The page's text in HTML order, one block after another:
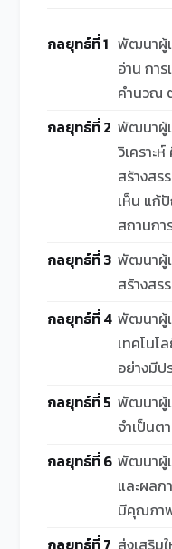
กลยุทธ์ที่ 1 พัฒนาผู้เ
อ่าน กา
คำนวณ
กลยุทธ์ที่ 2 พัฒนาผู้เ
วิเครา
สร้างสร
เห็น แก้
สถานก
กลยุทธ์ที่ 3 พัฒนาผู้เ
สร้างสร
กลยุทธ์ที่ 4 พัฒนาผู้เ
เทคโนโ
อย่างมีป
กลยุทธ์ที่ 5 พัฒนาผู้เ
จำเป็น
กลยุทธ์ที่ 6 พัฒนาผู้
และผลก
มีคุณภา
กลยุทธ์ที่ 7 ส่งเสริม